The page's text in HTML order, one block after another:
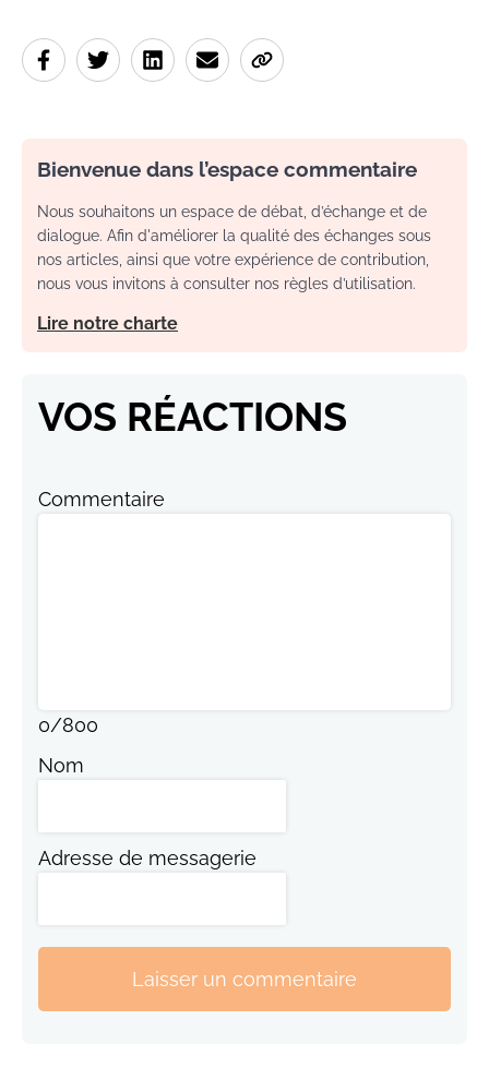
Bienvenue dans l’espace commentaire
Nous souhaitons un espace de débat, d’échange et de
dialogue. Afin d'améliorer la qualité des échanges sous
nos articles, ainsi que votre expérience de contribution,
nous vous invitons à consulter nos règles d’utilisation.
Lire notre charte
VOS RÉACTIONS
Commentaire
0/800
Nom
Adresse de messagerie
Laisser un commentaire